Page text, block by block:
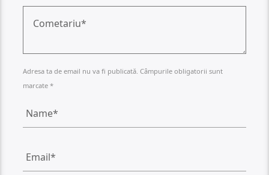
Adresa ta de email nu va fi publicată. Câmpurile obligatorii sunt
marcate *